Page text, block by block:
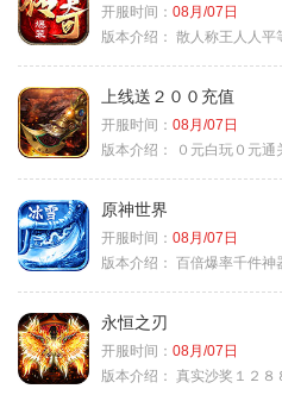
开服时间： 08月/07日
版本介绍： 散人称王人人平
上线送２００充值
开服时间： 08月/07日
版本介绍：
０元白玩０元
原神世界
开服时间： 08月/07日
版本介绍： 百倍爆率千件神
永恒之刃
开服时间： 08月/07日
版本介绍： 真实沙奖１２８